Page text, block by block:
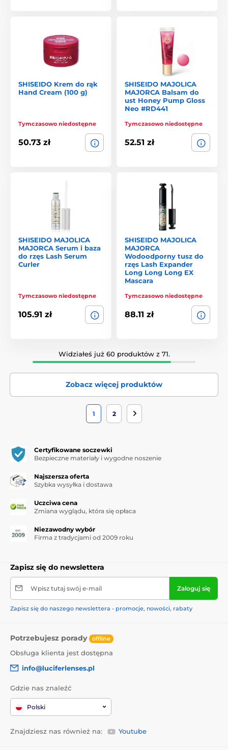
SHISEIDO Krem do rąk
Hand Cream (100 g)
Tymczasowo niedostępne
50.73 zł
SHISEIDO MAJOLICA
MAJORCA Balsam do
ust Honey Pump Gloss
Neo #RD441
Tymczasowo niedostępne
52.51 zł
SHISEIDO MAJOLICA
MAJORCA Serum i baza
do rzęs Lash Serum
Curler
Tymczasowo niedostępne
105.91 zł
SHISEIDO MAJOLICA
MAJORCA
Wodoodporny tusz do
rzęs Lash Expander
Long Long Long EX
Mascara
Tymczasowo niedostępne
88.11 zł
Widziałeś już 60 produktów z 71.
Zobacz więcej produktów
1 2
Certyfikowane soczewki
Bezpieczne materiały i wygodne noszenie
Najszersza oferta
Szybka wysyłka i dostawa
Uczciwa cena
Zmiana wyglądu, która się opłaca
Niezawodny wybór
Firma z tradycjami od 2009 roku
Zapisz się do newslettera
Wpisz tutaj swój e-mail Zaloguj się
Zapisz się do naszego newslettera - promocje, nowości, rabaty
Potrzebujesz porady offline
Obsługa klienta jest dostępna
info@luciferlenses.pl
Gdzie nas znaleźć
Polski
Znajdziesz nas również na: Youtube